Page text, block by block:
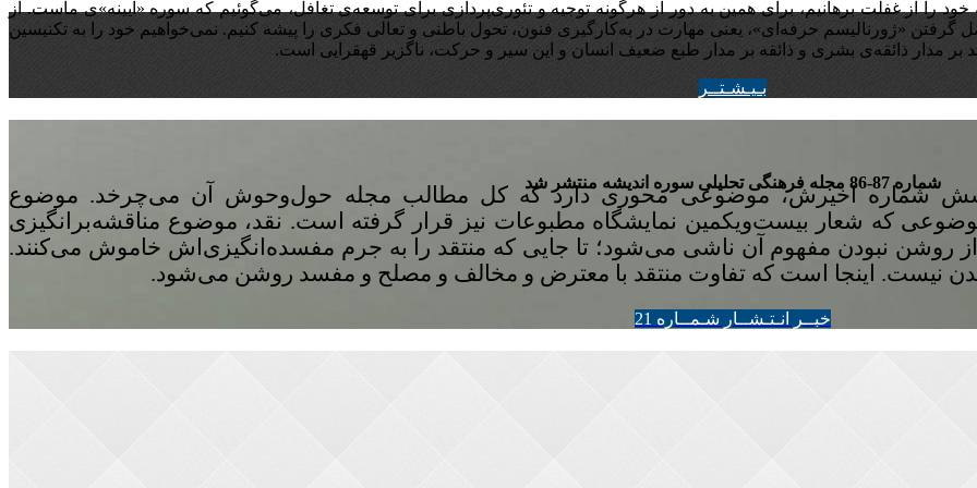
را از غفلت برهانیم، برای همین به دور از هرگونه توجیه‌ و تئوری‌پردازی برای توسعه‌ی تغافل،‌ می‌گوئیم که سوره «آیینه‌»ی ماست. از
«ژورنالیسم حرفه‌ای»، یعنی مهارت در به‌کارگیری فنون، تحول باطنی و تعالی فکری را پیشه کنیم. نمی‌خواهیم خود را به تکنیسین
مدار ذائقه‌ی بشری و ذائقه بر مدار طبع ضعیف انسان و این سیر و حرکت، ناگزیر قهقرایی است.
بـيـشـتــر
شماره 87-86 مجله‌ فرهنگی تحلیلی سوره‌ اندیشه منتشر شد
شماره‌ اخیرش، موضوعی محوری دارد که کل مطالب مجله حول‌وحوش آن می‌چرخد. موضوع
که شعار بیست‌ویکمین نمایشگاه مطبوعات نیز قرار گرفته است. نقد، موضوع مناقشه‌برانگیزی
روشن نبودن مفهوم آن ناشی می‌شود؛ تا جایی که منتقد را به جرم مفسده‌انگیزی‌اش خاموش می‌کنند.
نیست. اینجا است که تفاوت منتقد با معترض و مخالف و مصلح و مفسد روشن می‌شود.
خبــر انـتـشــار شـمــاره 21